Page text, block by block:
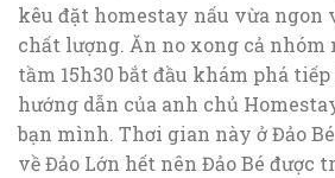
kêu đặt homestay nấu vừa ngon
chất lượng. Ăn no xong cả nhóm
tầm 15h30 bắt đầu khám phá tiếp
hướng dẫn của anh chủ
bạn mình. Thơi gian này ở Đảo
về Đảo Lớn hết nên Đảo Bé được